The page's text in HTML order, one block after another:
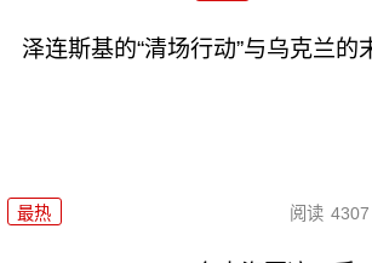
泽连斯基的“清场行动”与乌克兰的
最热 阅读 4307